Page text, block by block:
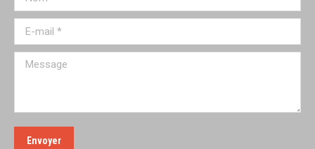
E-mail *
Message
Envoyer